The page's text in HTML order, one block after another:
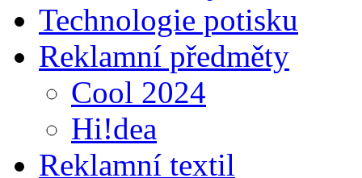
Technologie potisku
Reklamní předměty
Cool 2024
Hi!dea
Reklamní textil